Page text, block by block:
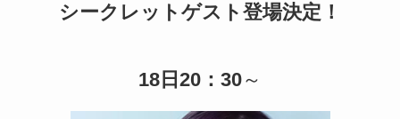
シークレットゲスト登場決定！
18日20：30～